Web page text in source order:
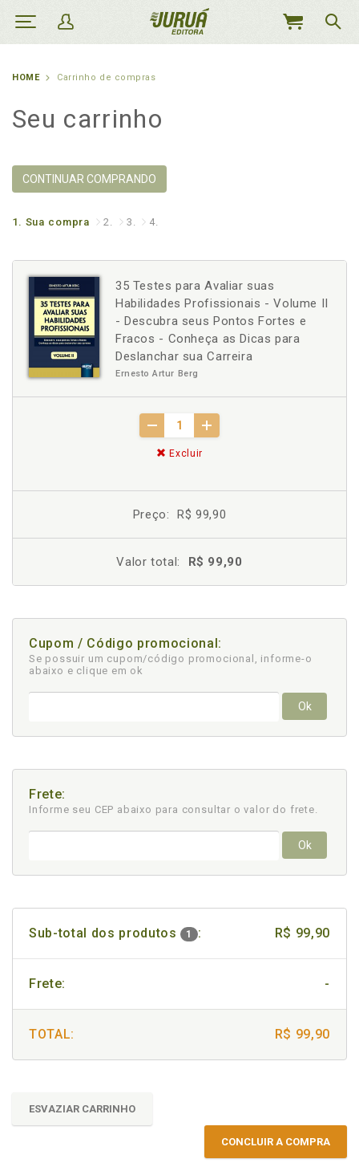
MEU
HOME Carrinho de compras
Seu carrinho
CONTINUAR COMPRANDO
1. Sua compra 2. 3. 4.
35 Testes para Avaliar suas
Habilidades Profissionais - Volume II
- Descubra seus Pontos Fortes e
Fracos - Conheça as Dicas para
Deslanchar sua Carreira
Ernesto Artur Berg
Excluir
Preço: R$ 99,90
Valor total: R$ 99,90
Cupom / Código promocional:
Se possuir um cupom/código promocional, informe-o
abaixo e clique em ok
Ok
Frete:
Informe seu CEP abaixo para consultar o valor do frete.
Ok
Sub-total dos produtos 1 : R$ 99,90
Frete: -
TOTAL: R$ 99,90
ESVAZIAR CARRINHO
CONCLUIR A COMPRA